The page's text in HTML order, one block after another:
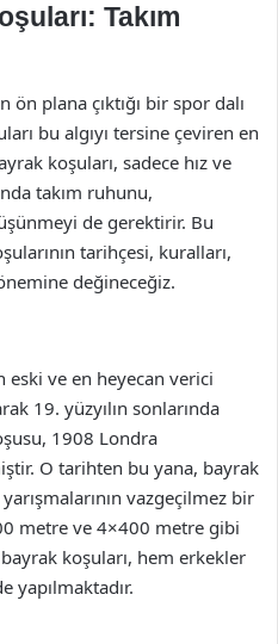
Takım
plana çıktığı bir spor dalı
bu algıyı tersine çeviren en
koşuları, sadece hız ve
takım ruhunu,
de gerektirir. Bu
tarihçesi, kuralları,
değineceğiz.
eski ve en heyecan verici
19. yüzyılın sonlarında
1908 Londra
O tarihten bu yana, bayrak
vazgeçilmez bir
metre ve 4×400 metre gibi
koşuları, hem erkekler
yapılmaktadır.